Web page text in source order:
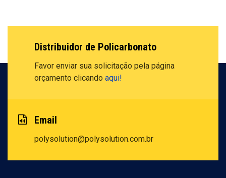
Distribuidor de Policarbonato
Favor enviar sua solicitação pela página
orçamento clicando aqui!
Email
polysolution@polysolution.com.br